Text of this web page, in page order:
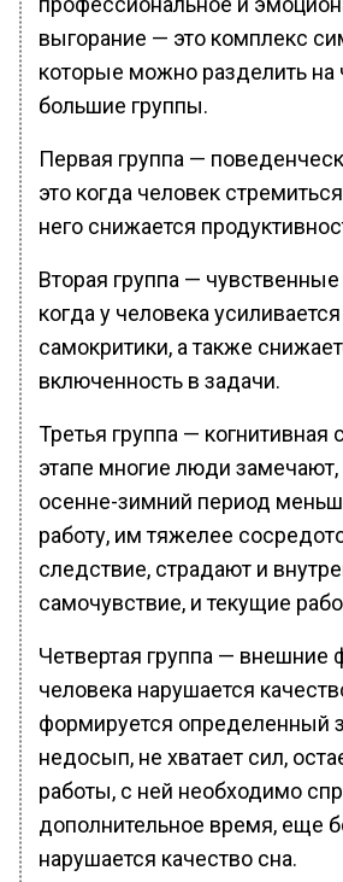
выгорание — это комплекс
которые можно разделить на
большие группы.
Первая группа —
это когда человек
него снижается
Вторая группа —
когда у человека
самокритики, а также
включенность в задачи.
Третья группа — когнитивная
этапе многие люди замечают,
осенне-зимний период
работу, им тяжелее
следствие, страдают и
самочувствие, и текущие
Четвертая группа — внешние
человека нарушается
формируется определенный
недосып, не хватает сил,
работы, с ней необходимо
дополнительное время, еще
нарушается качество сна.